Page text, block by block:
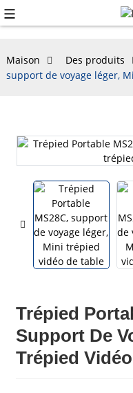
Maison Des produits
support de voyage léger,
Trépied
Support De
Trépied